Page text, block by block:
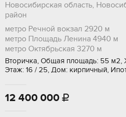
Новосибирская область,
район
метро Речной вокзал 2920 м
метро Площадь Ленина 4940 м
метро Октябрьская 3270 м
Вторичка, Общая площадь: 55
Этаж: 16 / 25, Дом: кирпичный,
12 400 000 